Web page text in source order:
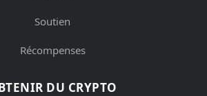
Soutien
Récompenses
DU CRYPTO